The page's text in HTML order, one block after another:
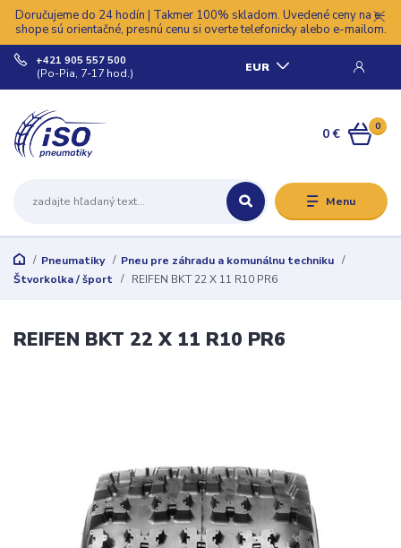
Doručujeme do 24 hodín | Takmer 100% skladom. Uvedené ceny na e-
shope sú orientačné, presnú cenu si overte telefonicky alebo e-mailom.
Menu
EUR
+421 905 557 500
(Po-Pia, 7-17 hod.)
0
0 €
Pneumatiky
Pneu pre záhradu a komunálnu techniku
Štvorkolka / šport
REIFEN BKT 22 X 11 R10 PR6
REIFEN BKT 22 X 11 R10 PR6